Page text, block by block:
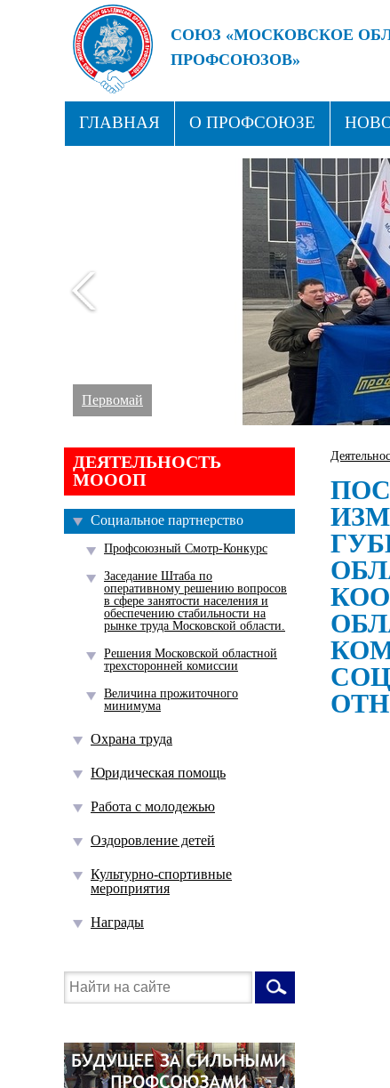
СОЮЗ «МОСКОВСКОЕ
ПРОФСОЮЗОВ»
ГЛАВНАЯ О ПРОФСОЮЗЕ
ПРОФСОЮЗНЫЕ ЗДРАВНИЦЫ
Первомай
ДЕЯТЕЛЬНОСТЬ
МОООП
Социальное партнерство
Профсоюзный Смотр-Конкурс
Заседание Штаба по
оперативному решению вопросов
в сфере занятости населения и
обеспечению стабильности на
рынке труда Московской области.
Решения Московской областной
трехсторонней комиссии
Величина прожиточного
минимума
Охрана труда
Юридическая помощь
Работа с молодежью
Оздоровление детей
Культурно-спортивные
мероприятия
Награды